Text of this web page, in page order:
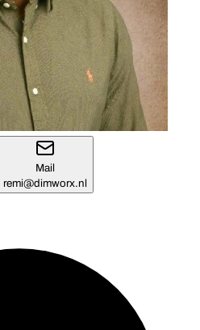
Mail
remi@dimworx.nl